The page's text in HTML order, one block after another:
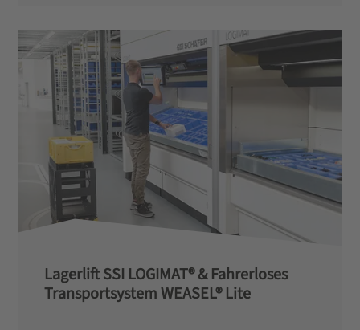
Lagerlift SSI LOGIMAT® & Fahrerloses
Transportsystem WEASEL® Lite